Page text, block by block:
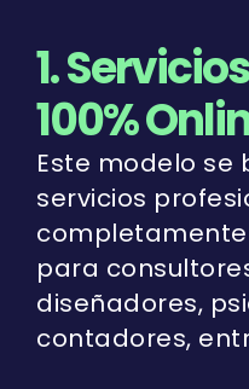
1.
100%
Este modelo se
servicios
completamente
para
diseñadores,
contadores,